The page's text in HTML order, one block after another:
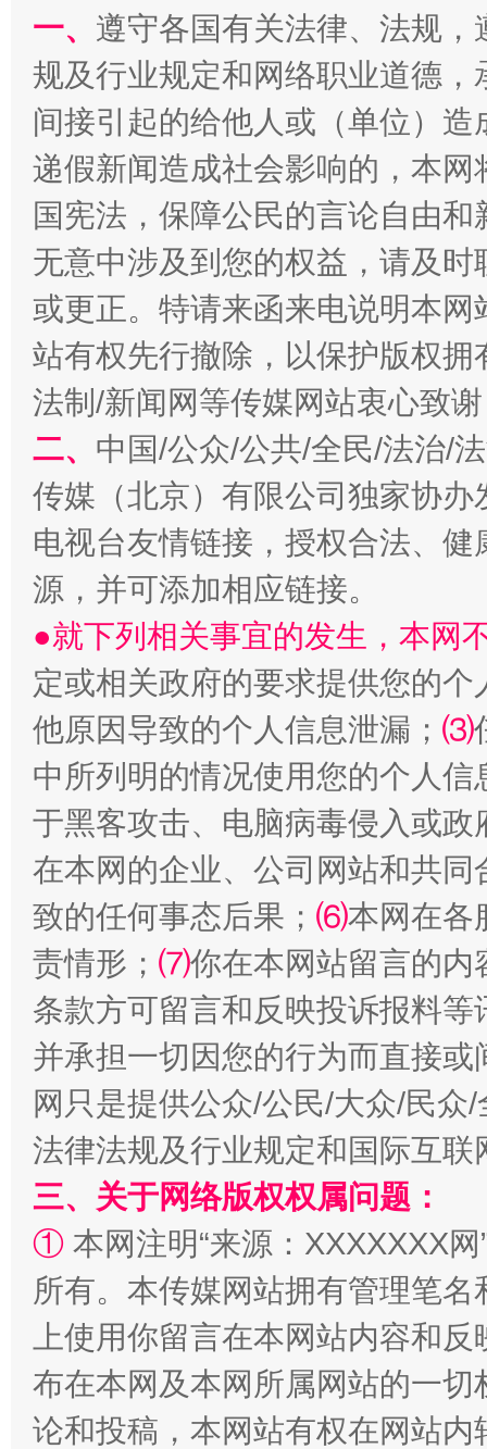
千年窑火 生生不息
受贿1.44亿！段成刚被判无期 从幼
全民健身五年计划来了！等你上场
阿坝州三大球赛在茂县开幕
一、 遵守各国有关法律、法规
规及行业规定和网络职业道德
间接引起的给他人或（单位）
递假新闻造成社会影响的，本
国宪法，保障公民的言论自由
无意中涉及到您的权益，请及
或更正。特请来函来电说明本
站有权先行撤除，以保护版权
法制/新闻网等传媒网站衷心致
二、 中国/公众/公共/全民/法治/
传媒（北京）有限公司独家协
电视台友情链接，授权合法、
源，并可添加相应链接。
●就下列相关事宜的发生，本网
定或相关政府的要求提供您的个
他原因导致的个人信息泄漏； ⑶
中所列明的情况使用您的个人
于黑客攻击、电脑病毒侵入或
在本网的企业、公司网站和共
致的任何事态后果； ⑹本网在各
责情形； ⑺你在本网站留言的内
条款方可留言和反映投诉报料
并承担一切因您的行为而直接
网只是提供公众/公民/大众/民
法律法规及行业规定和国际互
三、关于网络版权权属问题：
① 本网注明“来源：XXXXXXX
所有。本传媒网站拥有管理笔
上使用你留言在本网站内容和
布在本网及本网所属网站的一
论和投稿，本网站有权在网站